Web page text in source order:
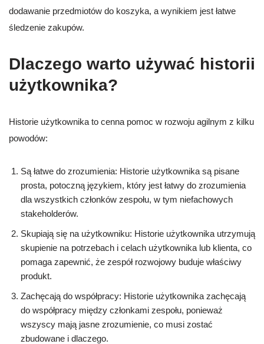
dodawanie przedmiotów do koszyka, a wynikiem jest łatwe
śledzenie zakupów.
Dlaczego warto używać historii
użytkownika?
Historie użytkownika to cenna pomoc w rozwoju agilnym z kilku
powodów:
Są łatwe do zrozumienia: Historie użytkownika są pisane
prosta, potoczną językiem, który jest łatwy do zrozumienia
dla wszystkich członków zespołu, w tym niefachowych
stakeholderów.
Skupiają się na użytkowniku: Historie użytkownika utrzymują
skupienie na potrzebach i celach użytkownika lub klienta, co
pomaga zapewnić, że zespół rozwojowy buduje właściwy
produkt.
Zachęcają do współpracy: Historie użytkownika zachęcają
do współpracy między członkami zespołu, ponieważ
wszyscy mają jasne zrozumienie, co musi zostać
zbudowane i dlaczego.